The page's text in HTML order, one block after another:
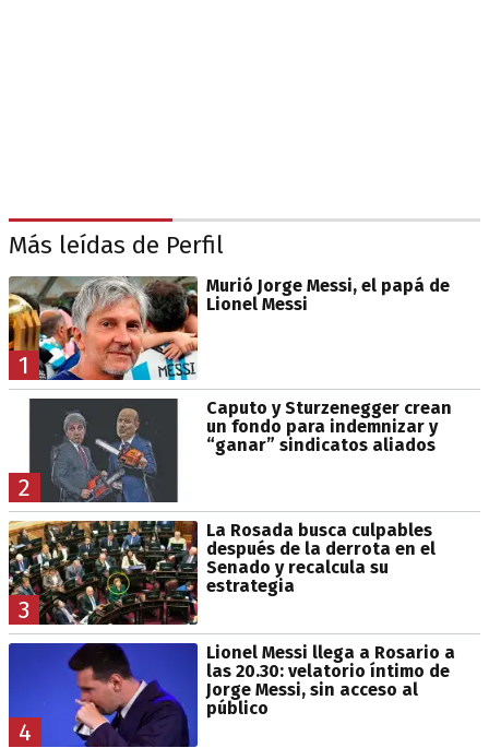
Más leídas de Perfil
1
Murió Jorge Messi, el papá de
Lionel Messi
2
Caputo y Sturzenegger crean
un fondo para indemnizar y
“ganar” sindicatos aliados
3
La Rosada busca culpables
después de la derrota en el
Senado y recalcula su
estrategia
4
Lionel Messi llega a Rosario a
las 20.30: velatorio íntimo de
Jorge Messi, sin acceso al
público